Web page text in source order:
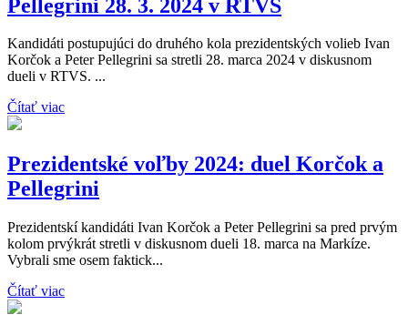
Pellegrini 28. 3. 2024 v RTVS
Kandidáti postupujúci do druhého kola prezidentských volieb Ivan
Korčok a Peter Pellegrini sa stretli 28. marca 2024 v diskusnom
dueli v RTVS. ...
Čítať viac
Prezidentské voľby 2024: duel Korčok a
Pellegrini
Prezidentskí kandidáti Ivan Korčok a Peter Pellegrini sa pred prvým
kolom prvýkrát stretli v diskusnom dueli 18. marca na Markíze.
Vybrali sme osem faktick...
Čítať viac